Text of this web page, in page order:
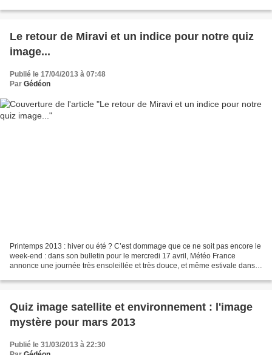
Le retour de Miravi et un indice pour notre quiz
image...
Publié le 17/04/2013 à 07:48
Par Gédéon
Printemps 2013 : hiver ou été ? C’est dommage que ce ne soit pas encore le
week-end : dans son bulletin pour le mercredi 17 avril, Météo France
annonce une journée très ensoleillée et très douce, et même estivale dans
Quiz image satellite et environnement : l'image
mystère pour mars 2013
Publié le 31/03/2013 à 22:30